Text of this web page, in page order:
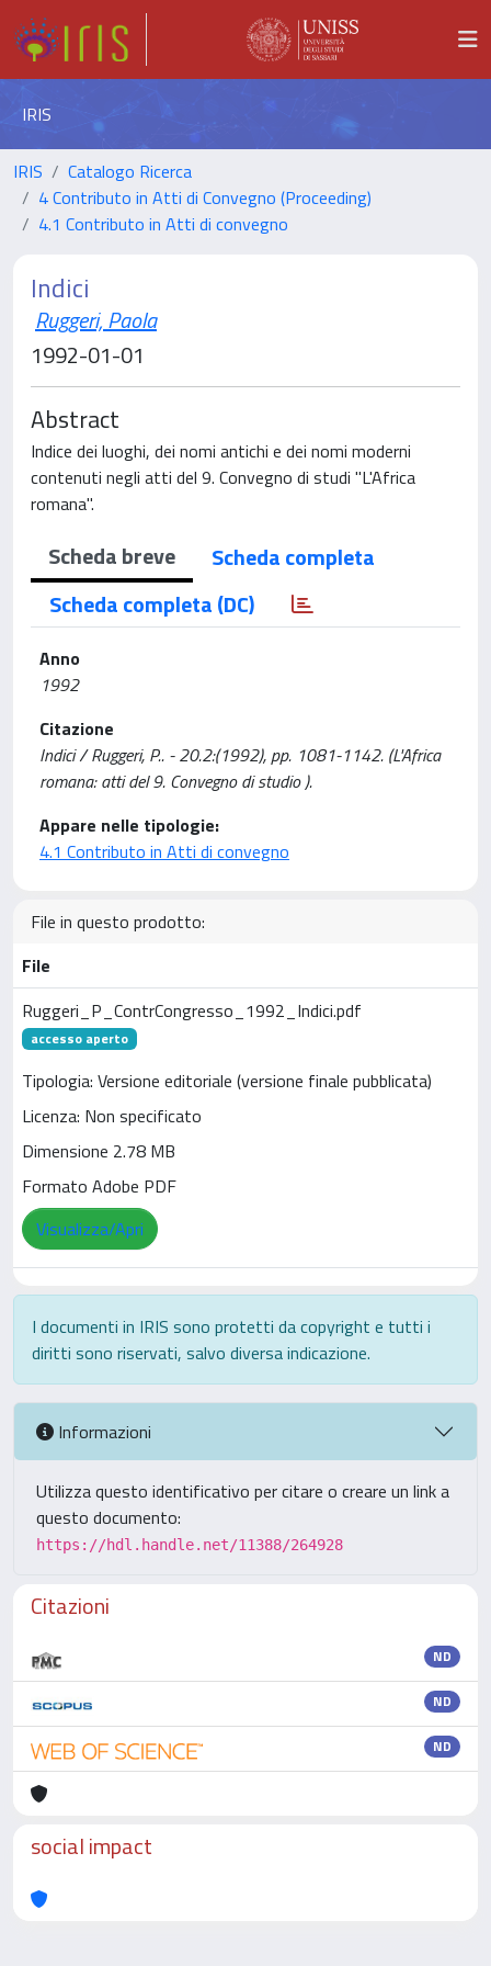
IRIS
IRIS
Catalogo Ricerca
4 Contributo in Atti di Convegno (Proceeding)
4.1 Contributo in Atti di convegno
Indici
Ruggeri, Paola
1992-01-01
Abstract
Indice dei luoghi, dei nomi antichi e dei nomi moderni
contenuti negli atti del 9. Convegno di studi "L'Africa
romana".
Scheda breve
Scheda completa
Scheda completa (DC)
Anno
1992
Citazione
Indici / Ruggeri, P.. - 20.2:(1992), pp. 1081-1142. (L'Africa
romana: atti del 9. Convegno di studio ).
Appare nelle tipologie:
4.1 Contributo in Atti di convegno
File in questo prodotto:
File
Ruggeri_P_ContrCongresso_1992_Indici.pdf
accesso aperto
Tipologia: Versione editoriale (versione finale pubblicata)
Licenza: Non specificato
Dimensione 2.78 MB
Formato Adobe PDF
Visualizza/Apri
I documenti in IRIS sono protetti da copyright e tutti i
diritti sono riservati, salvo diversa indicazione.
Informazioni
Utilizza questo identificativo per citare o creare un link a
questo documento:
https://hdl.handle.net/11388/264928
Citazioni
ND
ND
ND
social impact